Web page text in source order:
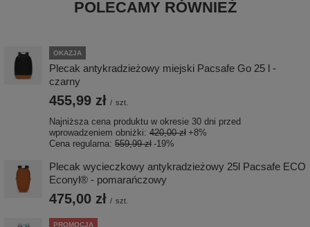
POLECAMY RÓWNIEŻ
OKAZJA
Plecak antykradzieżowy miejski Pacsafe Go 25 l -
czarny
455,99 zł / szt.
Najniższa cena produktu w okresie 30 dni przed
wprowadzeniem obniżki: 420,00 zł +8%
Cena regularna: 559,99 zł -19%
Plecak wycieczkowy antykradzieżowy 25l Pacsafe ECO
Econyl® - pomarańczowy
475,00 zł / szt.
PROMOCJA